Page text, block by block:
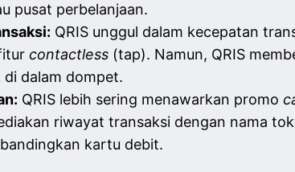
pusat perbelanjaan.
QRIS unggul dalam kecepatan
contactless(tap). Namun, QRIS
dalam dompet.
QRIS lebih sering menawarkan promo
riwayat transaksi dengan nama
kartu debit.